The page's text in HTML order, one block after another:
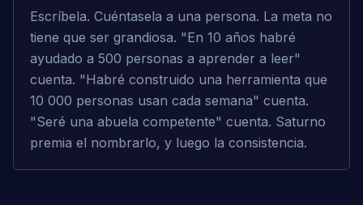
Escríbela. Cuéntasela a una persona. La meta no
tiene que ser grandiosa. "En 10 años habré
ayudado a 500 personas a aprender a leer"
cuenta. "Habré construido una herramienta que
10 000 personas usan cada semana" cuenta.
"Seré una abuela competente" cuenta. Saturno
premia el nombrarlo, y luego la consistencia.